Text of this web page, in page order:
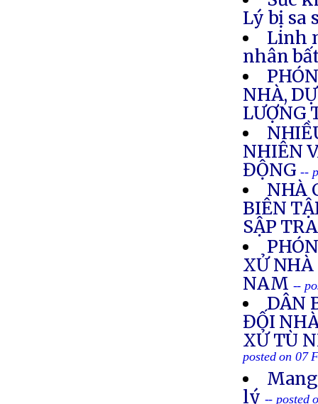
Lý bị sa
Linh
nhân
NHÀ,
LƯỢNG
NHIÊN
ĐỘNG --
NHÀ
BIÊN
SẬP
XỬ
NAM --
DÂN
ĐỐI
XỬ TÙ
posted on 07
lý -- posted